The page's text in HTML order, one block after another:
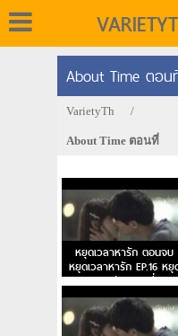
About Time ตอน
VarietyTh /
About Time ตอนที่
หยุดเวลาหารัก ตอนจบ
หยุดเวลาหารัก EP.16 หยุ
เวลาหารัก ตอนที่ 16
พากย์ไทย